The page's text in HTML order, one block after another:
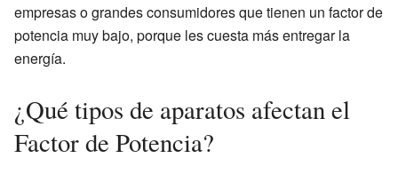
empresas o grandes consumidores que tienen un factor de
potencia muy bajo, porque les cuesta más entregar la
energía.
¿Qué tipos de aparatos afectan el
Factor de Potencia?